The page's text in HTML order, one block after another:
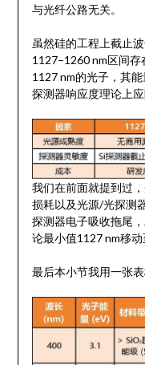
与光纤公路无关。
虽然硅的工程上截止
1127–1260 nm区间
1127 nm的光子，其
探测器响应度理论上应
我们在前面就提到过
损耗以及光源/光探测
探测器电子吸收拖尾
论最小值1127 nm移动
最后本小节我用一张表